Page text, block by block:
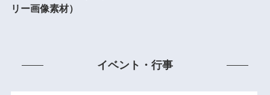
リー画像素材）
イベント・行事